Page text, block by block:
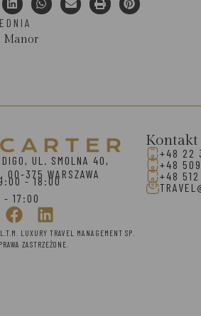
Manor
UL. SMOLNA 40,
00-375 WARSZAWA
- 18:00
- 17:00
LUXURY TRAVEL MANAGEMENT SP.
ZASTRZEŻONE.
Kontakt
+48 22
+48
+48 512